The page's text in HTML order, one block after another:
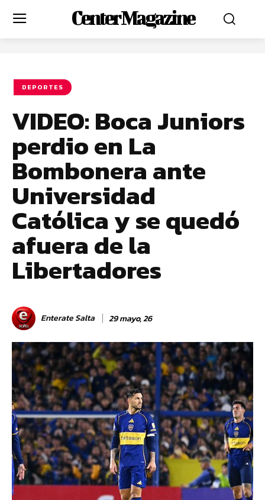
Center Magazine
DEPORTES
VIDEO: Boca Juniors
perdio en La
Bombonera ante
Universidad
Católica y se quedó
afuera de la
Libertadores
Enterate Salta 29 mayo, 26